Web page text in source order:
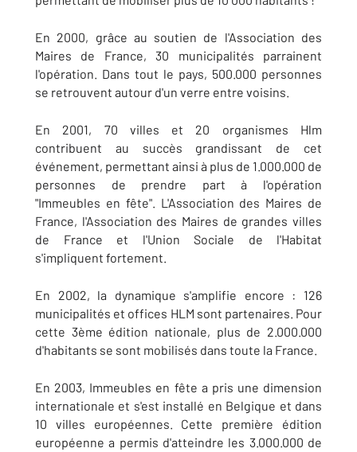
En 2000, grâce au soutien de l'Association des
Maires de France, 30 municipalités parrainent
l'opération. Dans tout le pays, 500.000 personnes
se retrouvent autour d'un verre entre voisins.
En 2001, 70 villes et 20 organismes Hlm
contribuent au succès grandissant de cet
événement, permettant ainsi à plus de 1.000.000 de
personnes de prendre part à l'opération
"Immeubles en fête". L'Association des Maires de
France, l'Association des Maires de grandes villes
de France et l'Union Sociale de l'Habitat
s'impliquent fortement.
En 2002, la dynamique s'amplifie encore : 126
municipalités et offices HLM sont partenaires. Pour
cette 3ème édition nationale, plus de 2.000.000
d'habitants se sont mobilisés dans toute la France.
En 2003, Immeubles en fête a pris une dimension
internationale et s'est installé en Belgique et dans
10 villes européennes. Cette première édition
européenne a permis d'atteindre les 3.000.000 de